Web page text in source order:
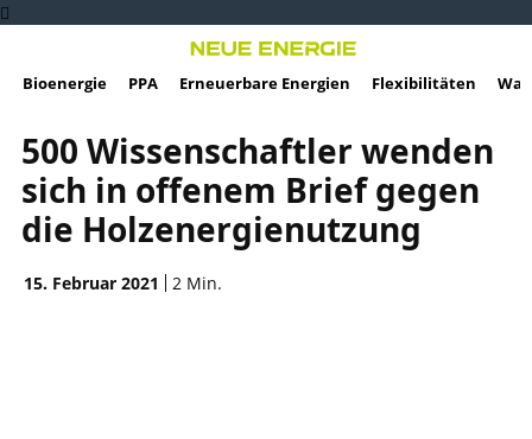
Bioenergie PPA Erneuerbare Energien Flexibilitäten
500 Wissenschaftler wenden
sich in offenem Brief gegen
die Holzenergienutzung
15. Februar 2021 2 Min.